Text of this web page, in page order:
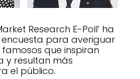
Research E-Poll’ ha
para averiguar
que inspiran
y resultan más
el público.